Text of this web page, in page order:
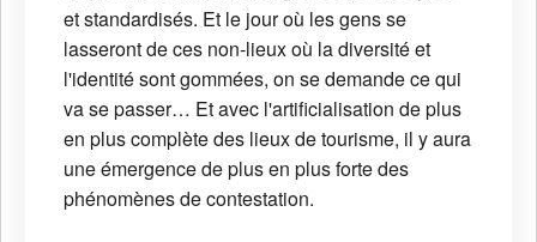
et standardisés. Et le jour où les gens se
lasseront de ces non-lieux où la diversité et
l'identité sont gommées, on se demande ce qui
va se passer… Et avec l'artificialisation de plus
en plus complète des lieux de tourisme, il y aura
une émergence de plus en plus forte des
phénomènes de contestation.